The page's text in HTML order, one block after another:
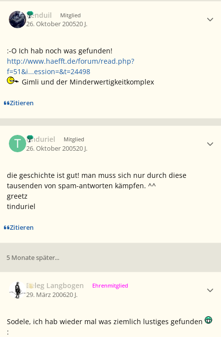
Venduil Mitglied
26. Oktober 200520 J.
:-O Ich hab noch was gefunden!
http://www.haefft.de/forum/read.php?
f=51&i...ession=&t=24498
Gimli und der Minderwertigkeitkomplex
Zitieren
tinduriel Mitglied
26. Oktober 200520 J.
die geschichte ist gut! man muss sich nur durch diese
tausenden von spam-antworten kämpfen. ^^
greetz
tinduriel
Zitieren
5 Monate später...
Beleg Langbogen Ehrenmitglied
29. März 200620 J.
Sodele, ich hab wieder mal was ziemlich lustiges gefunden
: